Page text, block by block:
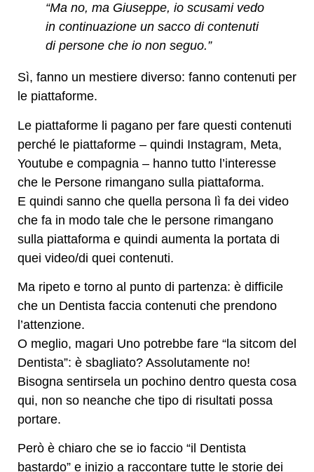
“Ma no, ma Giuseppe, io scusami vedo
in continuazione un sacco di contenuti
di persone che io non seguo.”
Sì, fanno un mestiere diverso: fanno contenuti per
le piattaforme.
Le piattaforme li pagano per fare questi contenuti
perché le piattaforme – quindi Instagram, Meta,
Youtube e compagnia – hanno tutto l’interesse
che le Persone rimangano sulla piattaforma.
E quindi sanno che quella persona lì fa dei video
che fa in modo tale che le persone rimangano
sulla piattaforma e quindi aumenta la portata di
quei video/di quei contenuti.
Ma ripeto e torno al punto di partenza: è difficile
che un Dentista faccia contenuti che prendono
l’attenzione.
O meglio, magari Uno potrebbe fare “la sitcom del
Dentista”: è sbagliato? Assolutamente no!
Bisogna sentirsela un pochino dentro questa cosa
qui, non so neanche che tipo di risultati possa
portare.
Però è chiaro che se io faccio “il Dentista
bastardo” e inizio a raccontare tutte le storie dei